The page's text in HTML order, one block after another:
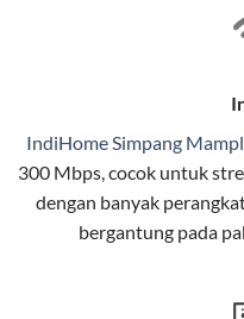
pengguna rumah
stabil, dan memiliki
Selain internet,
interaktif (IndiHome
satu paket.
Teknologi di Balik
IndiHome Simpang
300 Mbps, cocok untuk
dengan banyak
bergantung pada